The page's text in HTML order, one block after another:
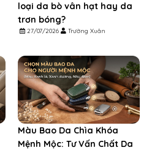
loại da bò vân hạt hay da
trơn bóng?
27/07/2026 Trường Xuân
Màu Bao Da Chìa Khóa
Mệnh Mộc: Tư Vấn Chất Da